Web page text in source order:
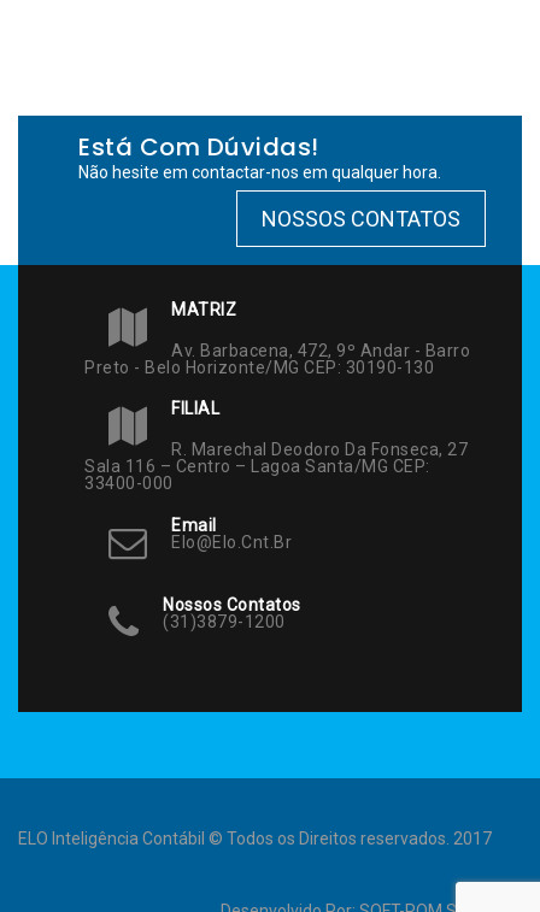
Está Com Dúvidas!
Não hesite em contactar-nos em qualquer hora.
NOSSOS CONTATOS
MATRIZ
Av. Barbacena, 472, 9º Andar - Barro
Preto - Belo Horizonte/MG CEP: 30190-130
FILIAL
R. Marechal Deodoro Da Fonseca, 27
Sala 116 – Centro – Lagoa Santa/MG CEP:
33400-000
Email
Elo@elo.cnt.br
Nossos Contatos
(31)3879-1200
ELO Inteligência Contábil © Todos os Direitos reservados. 2017